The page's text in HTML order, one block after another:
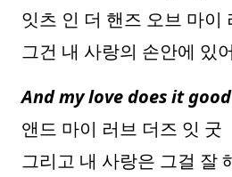
잇츠 인 더 핸즈 오브 마이
그건 내 사랑의 손안에 있
And my love does it good
앤드 마이 러브 더즈 잇 굿
그리고 내 사랑은 그걸 잘